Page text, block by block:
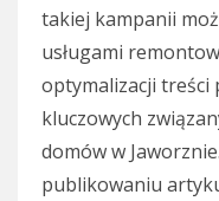
takiej kampanii
usługami
optymalizacji treści
kluczowych
domów w
publikowaniu